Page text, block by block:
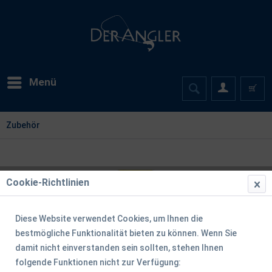
Menü
Zubehör
Cookie-Richtlinien
Diese Website verwendet Cookies, um Ihnen die
bestmögliche Funktionalität bieten zu können. Wenn Sie
damit nicht einverstanden sein sollten, stehen Ihnen
folgende Funktionen nicht zur Verfügung: